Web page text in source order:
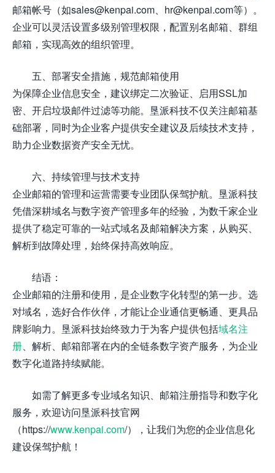
邮箱帐号（如sales@kenpai.com、hr@kenpai.com等）。
企业可以灵活设置多级别管理权限，配置别名邮箱、群组
邮箱，实现高效的组织管理。
五、部署安全措施，规范邮箱使用
为保障企业信息安全，建议绑定二次验证、启用SSL加
密、开启垃圾邮件过滤等功能。垦派科技不仅关注邮箱基
础部署，同时为企业客户提供安全建议及后续技术支持，
助力企业数据资产安全无忧。
六、持续管理与技术支持
企业邮箱的管理和运营需要专业团队保驾护航。垦派科技
凭借深耕域名与数字资产管理多年的经验，为数千家企业
提供了稳定可靠的一站式域名及邮箱解决方案，从购买、
解析到故障处理，始终保持高效响应。
结语：
企业邮箱的注册和使用，是企业数字化转型的第一步。选
对域名，选好合作伙伴，才能让企业通信更畅通、更具品
牌影响力。垦派科技始终致力于为客户提供包括域名注
册、解析、邮箱部署在内的全链条数字资产服务，为企业
数字化道路持续赋能。
如需了解更多专业域名知识、邮箱注册指导和数字化
服务，欢迎访问垦派科技官网
（https://www.kenpai.com/），让我们为您的企业信息化
建设保驾护航！